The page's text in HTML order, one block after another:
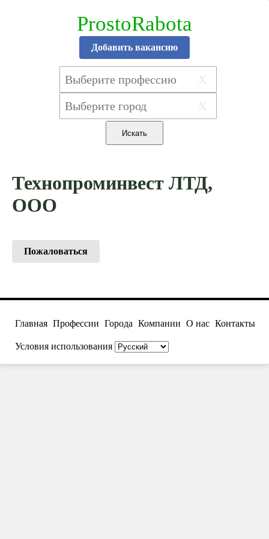
ProstoRabota
Добавить вакансию
X
X
Технопроминвест ЛТД,
ООО
Пожаловаться
Главная Профессии Города Компании О нас Контакты
Условия использования